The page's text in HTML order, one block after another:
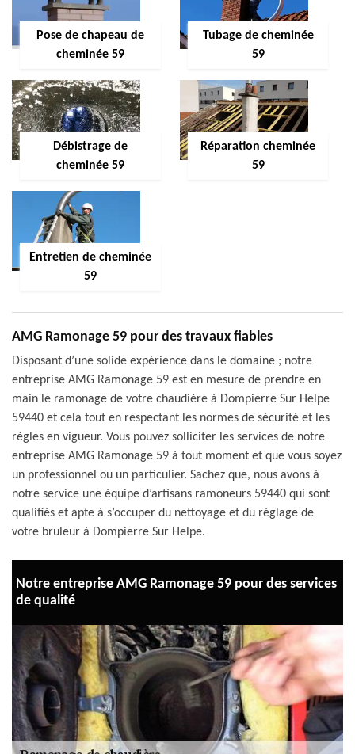
Pose de chapeau de
cheminée 59
Tubage de cheminée
59
Débistrage de
cheminée 59
Réparation cheminée
59
Entretien de cheminée
59
AMG Ramonage 59 pour des travaux fiables
Disposant d’une solide expérience dans le domaine ; notre
entreprise AMG Ramonage 59 est en mesure de prendre en
main le ramonage de votre chaudière à Dompierre Sur Helpe
59440 et cela tout en respectant les normes de sécurité et les
règles en vigueur. Vous pouvez solliciter les services de notre
entreprise AMG Ramonage 59 à tout moment et que vous soyez
un professionnel ou un particulier. Sachez que, nous avons à
notre service une équipe d’artisans ramoneurs 59440 qui sont
qualifiés et apte à s’occuper du nettoyage et du réglage de
votre bruleur à Dompierre Sur Helpe.
Notre entreprise AMG Ramonage 59 pour des services
de qualité